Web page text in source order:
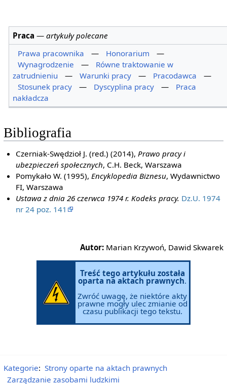
Praca —artykuły polecane
Prawa pracownika
— Honorarium
—
Wynagrodzenie
—
Równe traktowanie w
zatrudnieniu
— Warunki pracy — Pracodawca
—
Stosunek pracy
— Dyscyplina pracy —
Praca
nakładcza
Bibliografia
Czerniak-Swędzioł J. (red.) (2014),Prawo pracy i
ubezpieczeń społecznych, C.H. Beck, Warszawa
Pomykało W. (1995),Encyklopedia Biznesu, Wydawnictwo
FI, Warszawa
Ustawa z dnia 26 czerwca 1974 r. Kodeks pracy. Dz.U. 1974
nr 24 poz. 141
Autor: Marian Krzywoń, Dawid Skwarek
Treść tego artykułu została
oparta na aktach prawnych.
Zwróć uwagę, że niektóre akty
prawne mogły ulec zmianie od
czasu publikacji tego tekstu.
Kategorie: Strony oparte na aktach prawnych
Zarządzanie zasobami ludzkimi